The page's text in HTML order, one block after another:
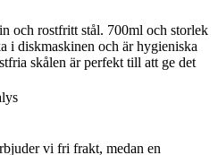
och rostfritt stål. 700ml och storlek
i diskmaskinen och är hygieniska
skålen är perfekt till att ge det
vi fri frakt, medan en